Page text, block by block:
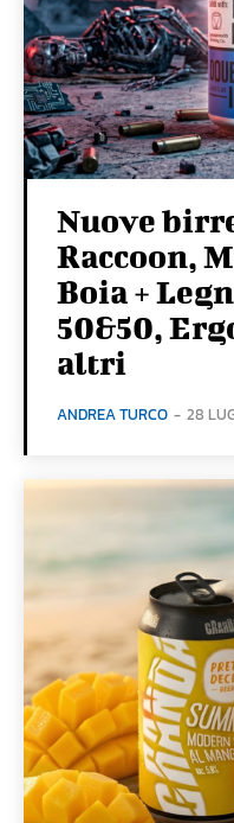
Nuove
Raccoon,
Boia +
50&50,
altri
ANDREA TURCO - 28